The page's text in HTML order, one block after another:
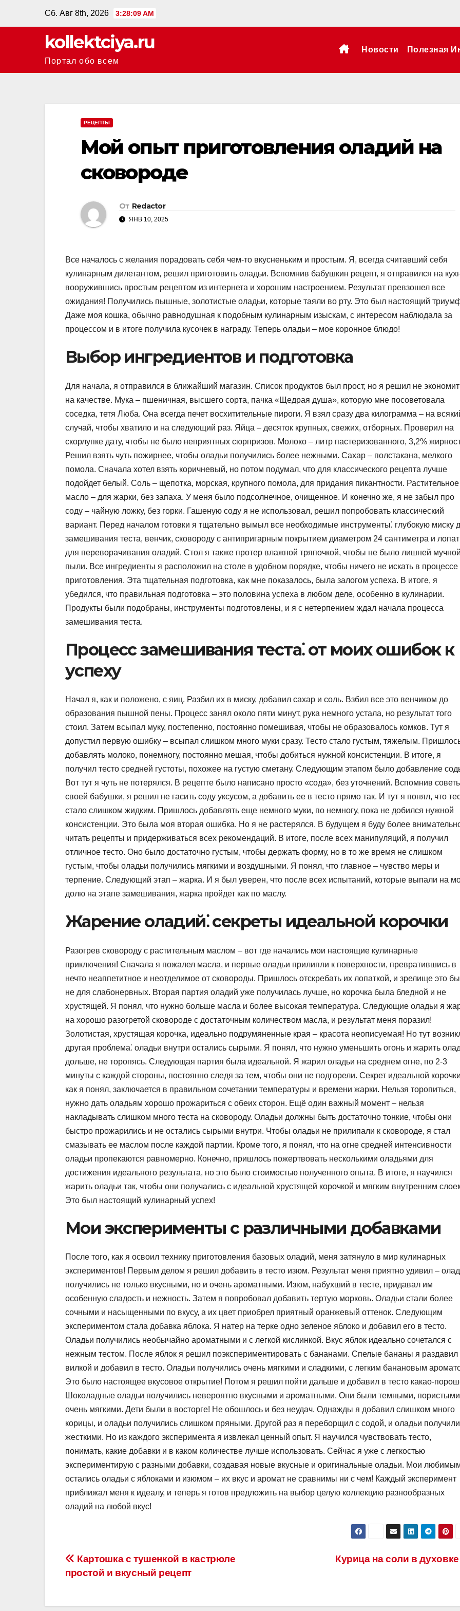
содержанию
Сб. Авг 8th, 2026 3:28:10 AM
kollektciya.ru
Портал обо всем
Новости Полезная
РЕЦЕПТЫ
Мой опыт приготовления оладий на
сковороде
От Redactor
ЯНВ 10, 2025
Все началось с желания порадовать себя чем-то вкусненьким и простым. Я, всегда считавший себя
кулинарным дилетантом, решил приготовить оладьи. Вспомнив бабушкин рецепт, я отправился на
вооружившись простым рецептом из интернета и хорошим настроением. Результат превзошел все
ожидания! Получились пышные, золотистые оладьи, которые таяли во рту. Это был настоящий
Даже моя кошка, обычно равнодушная к подобным кулинарным изыскам, с интересом наблюдала за
процессом и в итоге получила кусочек в награду. Теперь оладьи – мое коронное блюдо!
Выбор ингредиентов и подготовка
Для начала, я отправился в ближайший магазин. Список продуктов был прост, но я решил не
на качестве. Мука – пшеничная, высшего сорта, пачка «Щедрая душа», которую мне посоветовала
соседка, тетя Люба. Она всегда печет восхитительные пироги. Я взял сразу два килограмма – на
случай, чтобы хватило и на следующий раз. Яйца – десяток крупных, свежих, отборных. Проверил на
скорлупке дату, чтобы не было неприятных сюрпризов. Молоко – литр пастеризованного, 3,2%
Решил взять чуть пожирнее, чтобы оладьи получились более нежными. Сахар – полстакана, мелкого
помола. Сначала хотел взять коричневый, но потом подумал, что для классического рецепта лучше
подойдет белый. Соль – щепотка, морская, крупного помола, для придания пикантности. Растительное
масло – для жарки, без запаха. У меня было подсолнечное, очищенное. И конечно же, я не забыл про
соду – чайную ложку, без горки. Гашеную соду я не использовал, решил попробовать классический
вариант. Перед началом готовки я тщательно вымыл все необходимые инструменты⁚ глубокую миску
замешивания теста, венчик, сковороду с антипригарным покрытием диаметром 24 сантиметра и
для переворачивания оладий. Стол я также протер влажной тряпочкой, чтобы не было лишней мучной
пыли. Все ингредиенты я расположил на столе в удобном порядке, чтобы ничего не искать в процессе
приготовления. Эта тщательная подготовка, как мне показалось, была залогом успеха. В итоге, я
убедился, что правильная подготовка – это половина успеха в любом деле, особенно в кулинарии.
Продукты были подобраны, инструменты подготовлены, и я с нетерпением ждал начала процесса
замешивания теста.
Процесс замешивания теста⁚ от моих ошибок к
успеху
Начал я, как и положено, с яиц. Разбил их в миску, добавил сахар и соль. Взбил все это венчиком до
образования пышной пены. Процесс занял около пяти минут, рука немного устала, но результат того
стоил. Затем всыпал муку, постепенно, постоянно помешивая, чтобы не образовалось комков. Тут я
допустил первую ошибку – всыпал слишком много муки сразу. Тесто стало густым, тяжелым.
добавлять молоко, понемногу, постоянно мешая, чтобы добиться нужной консистенции. В итоге, я
получил тесто средней густоты, похожее на густую сметану. Следующим этапом было добавление
Вот тут я чуть не потерялся. В рецепте было написано просто «сода», без уточнений. Вспомнив
своей бабушки, я решил не гасить соду уксусом, а добавить ее в тесто прямо так. И тут я понял, что
стало слишком жидким. Пришлось добавлять еще немного муки, по немногу, пока не добился нужной
консистенции. Это была моя вторая ошибка. Но я не растерялся. В будущем я буду более
читать рецепты и придерживаться всех рекомендаций. В итоге, после всех манипуляций, я получил
отличное тесто. Оно было достаточно густым, чтобы держать форму, но в то же время не слишком
густым, чтобы оладьи получились мягкими и воздушными. Я понял, что главное – чувство меры и
терпение. Следующий этап – жарка. И я был уверен, что после всех испытаний, которые выпали на
долю на этапе замешивания, жарка пройдет как по маслу.
Жарение оладий⁚ секреты идеальной корочки
Разогрев сковороду с растительным маслом – вот где начались мои настоящие кулинарные
приключения! Сначала я пожалел масла, и первые оладьи прилипли к поверхности, превратившись в
нечто неаппетитное и неотделимое от сковороды. Пришлось отскребать их лопаткой, и зрелище это
не для слабонервных. Вторая партия оладий уже получилась лучше, но корочка была бледной и не
хрустящей. Я понял, что нужно больше масла и более высокая температура. Следующие оладьи я
на хорошо разогретой сковороде с достаточным количеством масла, и результат меня поразил!
Золотистая, хрустящая корочка, идеально подрумяненные края – красота неописуемая! Но тут
другая проблема⁚ оладьи внутри остались сырыми. Я понял, что нужно уменьшить огонь и жарить
дольше, не торопясь. Следующая партия была идеальной. Я жарил оладьи на среднем огне, по 2-3
минуты с каждой стороны, постоянно следя за тем, чтобы они не подгорели. Секрет идеальной
как я понял, заключается в правильном сочетании температуры и времени жарки. Нельзя торопиться,
нужно дать оладьям хорошо прожариться с обеих сторон. Ещё один важный момент – нельзя
накладывать слишком много теста на сковороду. Оладьи должны быть достаточно тонкие, чтобы они
быстро прожарились и не остались сырыми внутри. Чтобы оладьи не прилипали к сковороде, я стал
смазывать ее маслом после каждой партии. Кроме того, я понял, что на огне средней интенсивности
оладьи пропекаются равномерно. Конечно, пришлось пожертвовать несколькими оладьями для
достижения идеального результата, но это было стоимостью полученного опыта. В итоге, я научился
жарить оладьи так, чтобы они получались с идеальной хрустящей корочкой и мягким внутренним
Это был настоящий кулинарный успех!
Мои эксперименты с различными добавками
После того, как я освоил технику приготовления базовых оладий, меня затянуло в мир кулинарных
экспериментов! Первым делом я решил добавить в тесто изюм. Результат меня приятно удивил –
получились не только вкусными, но и очень ароматными. Изюм, набухший в тесте, придавал им
особенную сладость и нежность. Затем я попробовал добавить тертую морковь. Оладьи стали более
сочными и насыщенными по вкусу, а их цвет приобрел приятный оранжевый оттенок. Следующим
экспериментом стала добавка яблока. Я натер на терке одно зеленое яблоко и добавил его в тесто.
Оладьи получились необычайно ароматными и с легкой кислинкой. Вкус яблок идеально сочетался с
нежным тестом. После яблок я решил поэкспериментировать с бананами. Спелые бананы я раздавил
вилкой и добавил в тесто. Оладьи получились очень мягкими и сладкими, с легким банановым
Это было настоящее вкусовое открытие! Потом я решил пойти дальше и добавил в тесто какао-
Шоколадные оладьи получились невероятно вкусными и ароматными. Они были темными,
очень мягкими. Дети были в восторге! Не обошлось и без неудач. Однажды я добавил слишком много
корицы, и оладьи получились слишком пряными. Другой раз я переборщил с содой, и оладьи
жесткими. Но из каждого эксперимента я извлекал ценный опыт. Я научился чувствовать тесто,
понимать, какие добавки и в каком количестве лучше использовать. Сейчас я уже с легкостью
экспериментирую с разными добавки, создавая новые вкусные и оригинальные оладьи. Мои
остались оладьи с яблоками и изюмом – их вкус и аромат не сравнимы ни с чем! Каждый эксперимент
приближал меня к идеалу, и теперь я готов предложить на выбор целую коллекцию разнообразных
оладий на любой вкус!
Навигация
по
записям
Курица на соли в духовке
Картошка с тушенкой в кастрюле
простой и вкусный рецепт